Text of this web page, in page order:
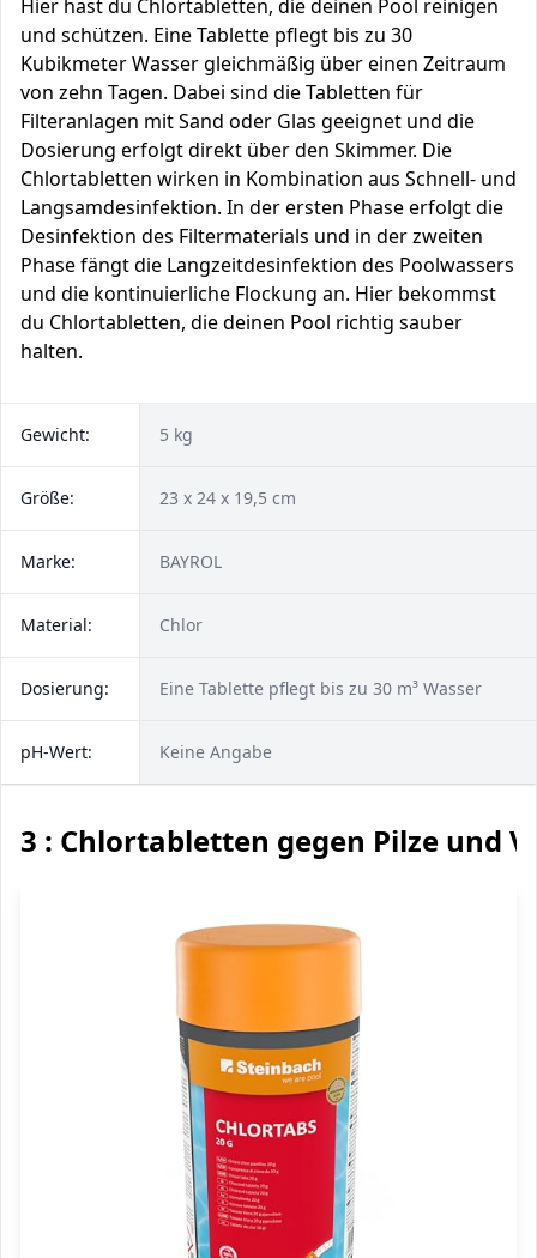
Hier hast du Chlortabletten, die deinen Pool reinigen
und schützen. Eine Tablette pflegt bis zu 30
Kubikmeter Wasser gleichmäßig über einen Zeitraum
von zehn Tagen. Dabei sind die Tabletten für
Filteranlagen mit Sand oder Glas geeignet und die
Dosierung erfolgt direkt über den Skimmer. Die
Chlortabletten wirken in Kombination aus Schnell- und
Langsamdesinfektion. In der ersten Phase erfolgt die
Desinfektion des Filtermaterials und in der zweiten
Phase fängt die Langzeitdesinfektion des Poolwassers
und die kontinuierliche Flockung an. Hier bekommst
du Chlortabletten, die deinen Pool richtig sauber
halten.
Gewicht: 5 kg
Größe: ‎23 x 24 x 19,5 cm
Marke: BAYROL
Material: Chlor
Dosierung: Eine Tablette pflegt bis zu 30 m³ Wasser
pH-Wert: Keine Angabe
3 : Chlortabletten gegen Pilze und